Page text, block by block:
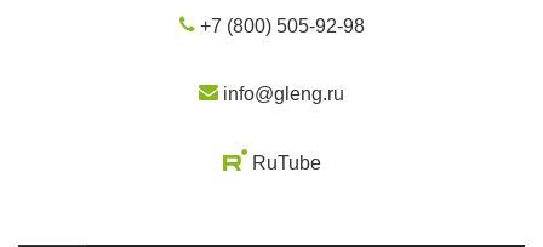
+7 (800) 505-92-98
info@gleng.ru
RuTube